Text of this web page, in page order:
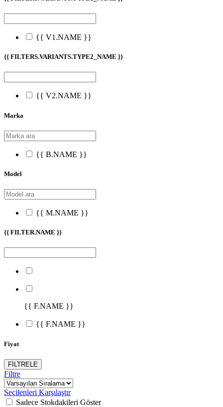
{{ V1.NAME }}
{{ FILTERS.VARIANTS.TYPE2_NAME }}
{{ V2.NAME }}
Marka
{{ B.NAME }}
Model
{{ M.NAME }}
{{ FILTER.NAME }}
{{ F.NAME }}
{{ F.NAME }}
Fiyat
FİLTRELE
Filtre
Seçilenleri Karşılaştır
Sadece Stokdakileri Göster